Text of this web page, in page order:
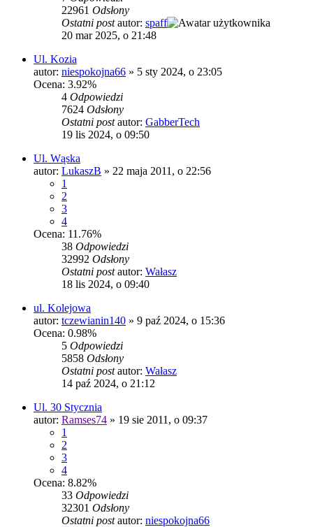
22961 Odsłony
Ostatni postautor: spaff
20 mar 2025, o 21:48
Ul. Kozia
autor: niespokojna66 » 5 sty 2024, o 23:05
Ocena: 3.92%
4 Odpowiedzi
7624 Odsłony
Ostatni postautor: GabberTech
19 lis 2024, o 09:50
Ul. Wąska
autor: LukaszB » 22 maja 2011, o 22:56
1
2
3
4
Ocena: 11.76%
38 Odpowiedzi
32992 Odsłony
Ostatni postautor: Wałasz
18 lis 2024, o 09:40
ul. Kolejowa
autor: tczewianin140 » 9 paź 2024, o 15:36
Ocena: 0.98%
5 Odpowiedzi
5858 Odsłony
Ostatni postautor: Wałasz
14 paź 2024, o 21:12
Ul. 30 Stycznia
autor: Ramses74 » 19 sie 2011, o 09:37
1
2
3
4
Ocena: 8.82%
33 Odpowiedzi
32301 Odsłony
Ostatni postautor: niespokojna66